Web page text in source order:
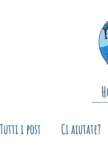
Tutti i post Ci aiutate?